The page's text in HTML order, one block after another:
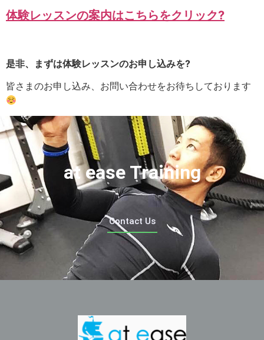
体験レッスンの案内はこちらをクリック?
是非、まずは体験レッスンのお申し込みを?
皆さまのお申し込み、お問い合わせをお待ちしております
at ease Training
Contact Us